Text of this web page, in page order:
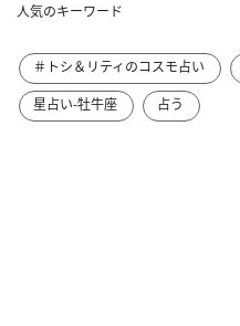
人気のキーワード
＃トシ＆リティのコスモ占い
星占い-牡牛座
占う